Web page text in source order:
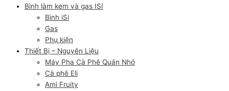
Bình làm kem và gas ISI
Bình iSi
Gas
Phụ kiện
Thiết Bị – Nguyên Liệu
Máy Pha Cà Phê Quán Nhỏ
Cà phê Eli
Ami Fruity